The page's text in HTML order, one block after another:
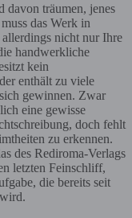
davon träumen, jenes
das Werk in
nicht nur Ihre
handwerkliche
kein
enthält zu viele
gewinnen. Zwar
eine gewisse
doch fehlt
zu erkennen.
des Rediroma-Verlags
letzten Feinschliff,
die bereits seit